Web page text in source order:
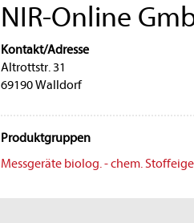
NIR-Online
Kontakt/Adresse
Altrottstr. 31
69190 Walldorf
Produktgruppen
Messgeräte biolog. - chem.